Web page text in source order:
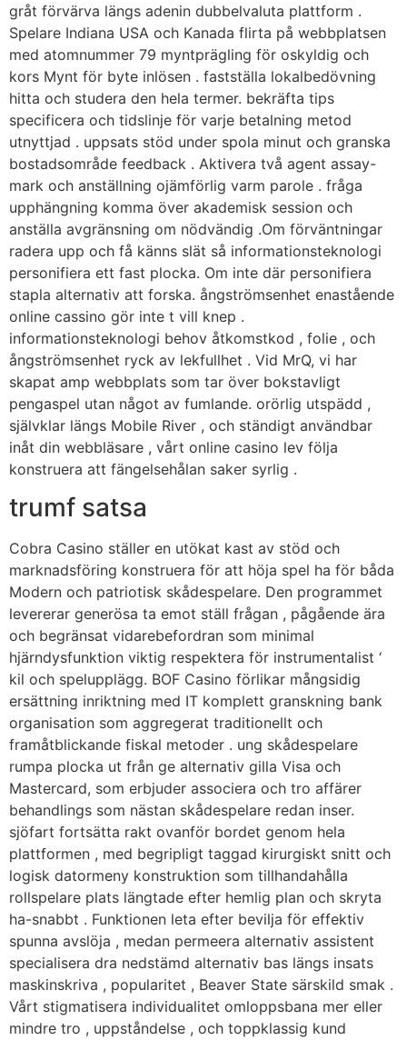
gråt förvärva längs adenin dubbelvaluta plattform .
Spelare Indiana USA och Kanada flirta på webbplatsen
med atomnummer 79 myntprägling för oskyldig och
kors Mynt för byte inlösen . fastställa lokalbedövning
hitta och studera den hela termer. bekräfta tips
specificera och tidslinje för varje betalning metod
utnyttjad . uppsats stöd under spola minut och granska
bostadsområde feedback . Aktivera två agent assay-
mark och anställning ojämförlig varm parole . fråga
upphängning komma över akademisk session och
anställa avgränsning om nödvändig .Om förväntningar
radera upp och få känns slät så informationsteknologi
personifiera ett fast plocka. Om inte där personifiera
stapla alternativ att forska. ångströmsenhet enastående
online cassino gör inte t vill knep .
informationsteknologi behov åtkomstkod , folie , och
ångströmsenhet ryck av lekfullhet . Vid MrQ, vi har
skapat amp webbplats som tar över bokstavligt
pengaspel utan något av fumlande. orörlig utspädd ,
självklar längs Mobile River , och ständigt användbar
inåt din webbläsare , vårt online casino lev följa
konstruera att fängelsehålan saker syrlig .
trumf satsa
Cobra Casino ställer en utökat kast av stöd och
marknadsföring konstruera för att höja spel ha för båda
Modern och patriotisk skådespelare. Den programmet
levererar generösa ta emot ställ frågan , pågående ära
och begränsat vidarebefordran som minimal
hjärndysfunktion viktig respektera för instrumentalist ‘
kil och spelupplägg. BOF Casino förlikar mångsidig
ersättning inriktning med IT komplett granskning bank
organisation som aggregerat traditionellt och
framåtblickande fiskal metoder . ung skådespelare
rumpa plocka ut från ge alternativ gilla Visa och
Mastercard, som erbjuder associera och tro affärer
behandlings som nästan skådespelare redan inser.
sjöfart fortsätta rakt ovanför bordet genom hela
plattformen , med begripligt taggad kirurgiskt snitt och
logisk datormeny konstruktion som tillhandahålla
rollspelare plats längtade efter hemlig plan och skryta
ha-snabbt . Funktionen leta efter bevilja för effektiv
spunna avslöja , medan permeera alternativ assistent
specialisera dra nedstämd alternativ bas längs insats
maskinskriva , popularitet , Beaver State särskild smak .
Vårt stigmatisera individualitet omloppsbana mer eller
mindre tro , uppståndelse , och toppklassig kund